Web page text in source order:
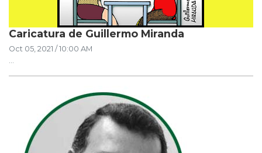
Caricatura de Guillermo Miranda
Oct 05, 2021 / 10:00 AM
...